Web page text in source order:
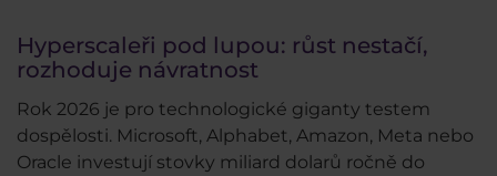
Hyperscaleři pod lupou: růst nestačí,
rozhoduje návratnost
Rok 2026 je pro technologické giganty testem
dospělosti. Microsoft, Alphabet, Amazon, Meta nebo
Oracle investují stovky miliard dolarů ročně do